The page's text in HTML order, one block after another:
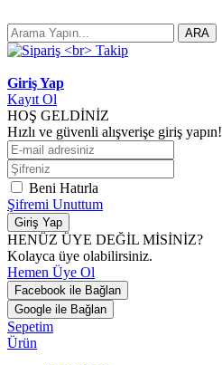
ARA
Giriş Yap
Kayıt Ol
HOŞ GELDİNİZ
Hızlı ve güvenli alışverişe giriş yapın!
Beni Hatırla
Şifremi Unuttum
Giriş Yap
HENÜZ ÜYE DEĞİL MİSİNİZ?
Kolayca üye olabilirsiniz.
Hemen Üye Ol
Facebook ile Bağlan
Google ile Bağlan
Sepetim
Ürün